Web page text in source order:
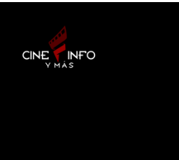
CURIOSOS por LIZ GIL